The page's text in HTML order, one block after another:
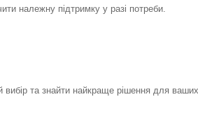
належну підтримку у разі потреби.
та знайти найкраще рішення для ваших